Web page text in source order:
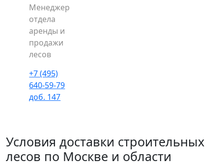
Менеджер
отдела
аренды и
продажи
лесов
+7 (495)
640-59-79
доб. 147
Условия доставки строительных
лесов по Москве и области